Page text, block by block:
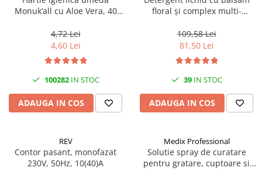
Monuk’all cu Aloe Vera, 40
alcool
4,72 Lei
4,60 Lei
100282IN STOC
ADAUGA IN COS
floral și complex multi-
Professional
109,58 Lei
81,50 Lei
39IN STOC
ADAUGA IN COS
REV
Contor pasant, monofazat
230V, 50Hz, 10(40)A
Medix Professional
Solutie spray de curatare
pentru gratare, cuptoare si